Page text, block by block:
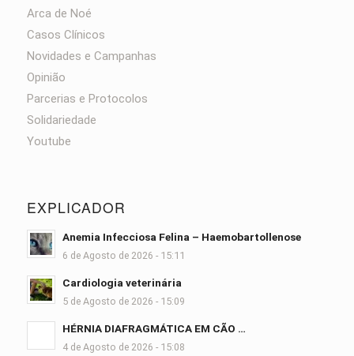
Arca de Noé
Casos Clínicos
Novidades e Campanhas
Opinião
Parcerias e Protocolos
Solidariedade
Youtube
EXPLICADOR
Anemia Infecciosa Felina – Haemobartollenose
6 de Agosto de 2026 - 15:11
Cardiologia veterinária
5 de Agosto de 2026 - 15:09
HÉRNIA DIAFRAGMÁTICA EM CÃO …
4 de Agosto de 2026 - 15:08